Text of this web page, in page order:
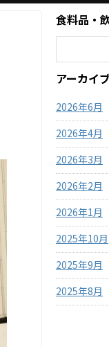
食料品・
アーカイ
2026年6月
2026年4月
2026年3月
2026年2月
2026年1月
2025年10月
2025年9月
2025年8月